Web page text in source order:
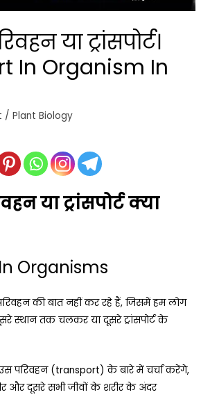
या ट्रांसपोर्ट।
In Organism In
/Plant Biology
या ट्रांसपोर्ट क्या
Organisms
की बात नहीं कर रहे हैं,जिसमें हम लोग
स्थान तक चलकर या दूसरे ट्रांसपोर्ट के
परिवहन (transport)के बारे में चर्चा करेंगे,
और दूसरे सभी जीवों के शरीर के अंदर